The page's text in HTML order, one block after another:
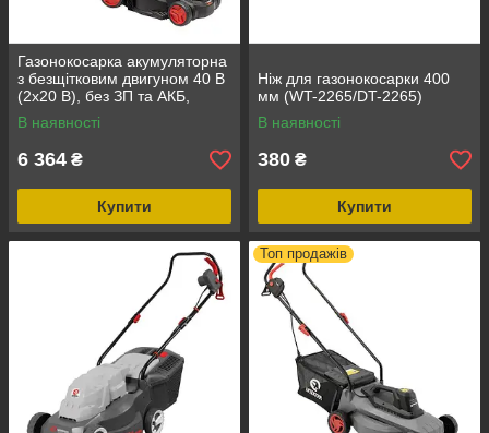
Газонокосарка акумуляторна
з безщітковим двигуном 40 В
(2х20 В), без ЗП та АКБ,
STORM INTERTOOL WT-
9216
В наявності
6 364 ₴
Купити
Ніж для газонокосарки 400
мм (WT-2265/DT-2265)
В наявності
380 ₴
Купити
Топ продажів